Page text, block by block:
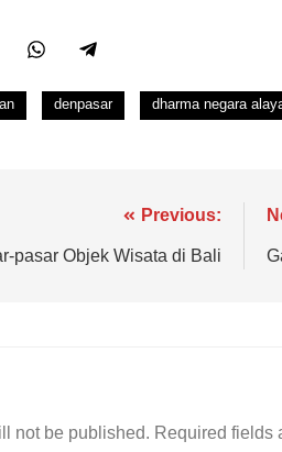
denpasar dharma negara
Previous:
pasar Objek Wisata di Bali
not be published. Required fields